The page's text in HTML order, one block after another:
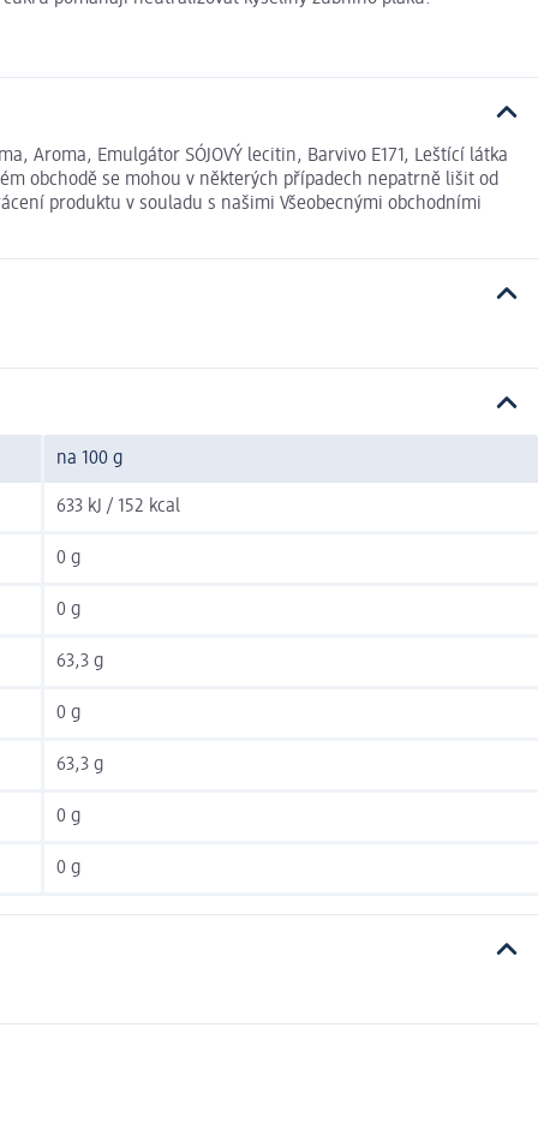
Aroma, Emulgátor SÓJOVÝ lecitin, Barvivo E171, Leštící látka
obchodě se mohou v některých případech nepatrně lišit od
produktu v souladu s našimi Všeobecnými obchodními
na 100 g
633 kJ / 152 kcal
0 g
0 g
63,3 g
0 g
63,3 g
0 g
0 g